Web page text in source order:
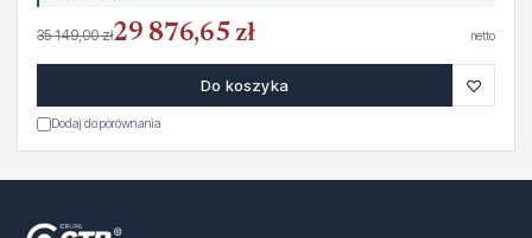
35 149,00 zł29 876,65 zł netto
Do koszyka ♡
Dodaj do porównania